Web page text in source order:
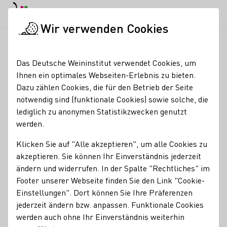
„SPARGELFEST AM
MUTTERTAG IM
MÜHLENTOR“
Registrierung erforderlich
Muttertag ist Genusszeit – und was passt besser als
frischer Spargel und leckere Wein?
Feiern Sie diesen besonderen Sonntag mit einem liebevoll
zusammengestellten 3-Gang-Spargelmenü, klassisch,
saisonal und voller Geschmack. Freuen Sie sich auf einen
Wir verwenden Cookies
Das Deutsche Weininstitut verwendet Cookies, um
Ihnen ein optimales Webseiten-Erlebnis zu bieten.
Dazu zählen Cookies, die für den Betrieb der Seite
notwendig sind (funktionale Cookies) sowie solche, die
lediglich zu anonymen Statistikzwecken genutzt
werden.
Klicken Sie auf "Alle akzeptieren", um alle Cookies zu
akzeptieren. Sie können Ihr Einverständnis jederzeit
ändern und widerrufen. In der Spalte "Rechtliches" im
Footer unserer Webseite finden Sie den Link "Cookie-
Einstellungen". Dort können Sie Ihre Präferenzen
jederzeit ändern bzw. anpassen. Funktionale Cookies
werden auch ohne Ihr Einverständnis weiterhin